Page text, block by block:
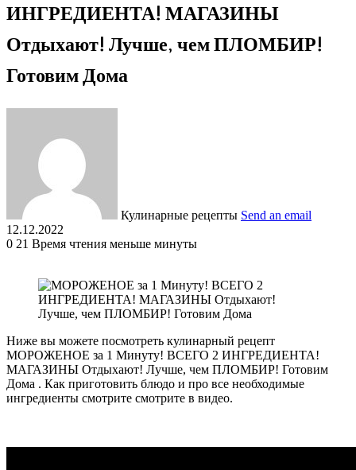
ИНГРЕДИЕНТА! МАГАЗИНЫ
Отдыхают! Лучше, чем ПЛОМБИР!
Готовим Дома
Кулинарные рецепты Send an email
12.12.2022
0 21 Время чтения меньше минуты
Ниже вы можете посмотреть кулинарный рецепт
МОРОЖЕНОЕ за 1 Минуту! ВСЕГО 2 ИНГРЕДИЕНТА!
МАГАЗИНЫ Отдыхают! Лучше, чем ПЛОМБИР! Готовим
Дома . Как приготовить блюдо и про все необходимые
ингредиенты смотрите смотрите в видео.